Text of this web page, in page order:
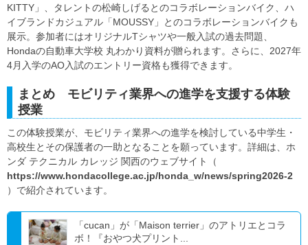
KITTY」、タレントの松崎しげるとのコラボレーションバイク、ハ
イブランドカジュアル「MOUSSY」とのコラボレーションバイクも
展示。参加者にはオリジナルTシャツや一般入試の過去問題、
Hondaの自動車大学校 丸わかり資料が贈られます。さらに、2027年
4月入学のAO入試のエントリー資格も獲得できます。
まとめ モビリティ業界への進学を支援する体験
授業
この体験授業が、モビリティ業界への進学を検討している中学生・
高校生とその保護者の一助となることを願っています。詳細は、ホ
ンダ テクニカル カレッジ 関西のウェブサイト（
https://www.hondacollege.ac.jp/honda_w/news/spring2026-2
）で紹介されています。
「cucan」が「Maison terrier」のアトリエとコラ
ボ！『おやつ犬プリント...